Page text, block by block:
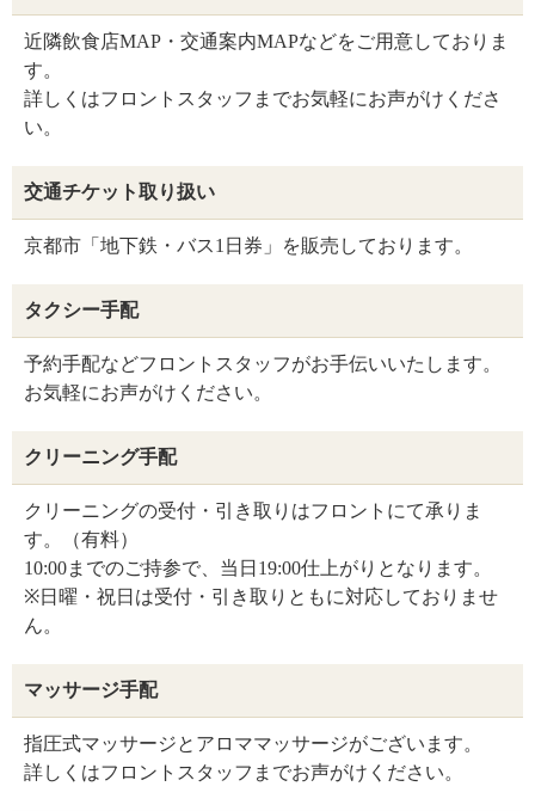
近隣飲食店MAP・交通案内MAPなどをご用意しておりま
す。
詳しくはフロントスタッフまでお気軽にお声がけくださ
い。
交通チケット取り扱い
京都市「地下鉄・バス1日券」を販売しております。
タクシー手配
予約手配などフロントスタッフがお手伝いいたします。
お気軽にお声がけください。
クリーニング手配
クリーニングの受付・引き取りはフロントにて承りま
す。（有料）
10:00までのご持参で、当日19:00仕上がりとなります。
※日曜・祝日は受付・引き取りともに対応しておりませ
ん。
マッサージ手配
指圧式マッサージとアロママッサージがございます。
詳しくはフロントスタッフまでお声がけください。